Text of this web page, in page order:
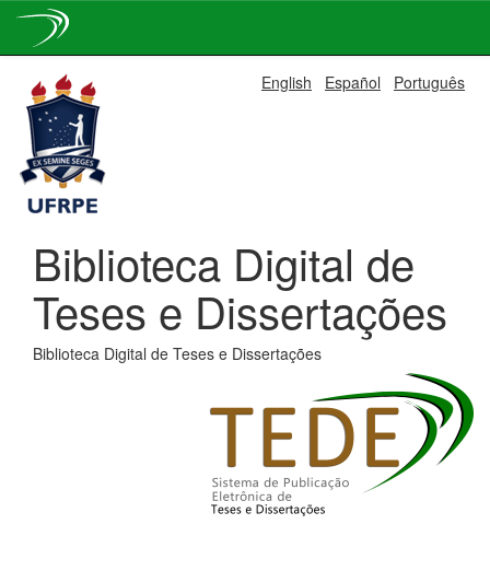
navigation
English Español Português
Biblioteca Digital de
Teses e Dissertações
Biblioteca Digital de Teses e Dissertações